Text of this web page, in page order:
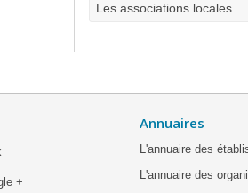
Les associations locales
+
Annuaires
L'annuaire des
L'annuaire des